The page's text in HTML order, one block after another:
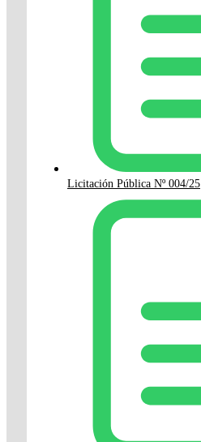
Licitación Pública Nº 004/25